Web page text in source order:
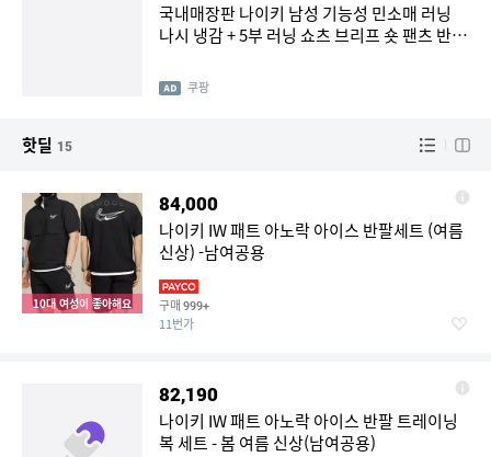
국내매장판 나이키 남성 기능성 민소매 러닝
나시 냉감 + 5부 러닝 쇼츠 브리프 숏 팬츠 반바
쿠팡
핫딜 15
10대 여성이 좋아해요
84,000
나이키 IW 패트 아노락 아이스 반팔세트 (여름
신상) -남여공용
구매 999+
11번가
82,190
나이키 IW 패트 아노락 아이스 반팔 트레이닝
복 세트 - 봄 여름 신상(남여공용)